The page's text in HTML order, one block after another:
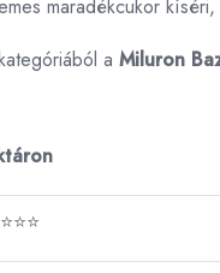
maradékcukor
a Miluron